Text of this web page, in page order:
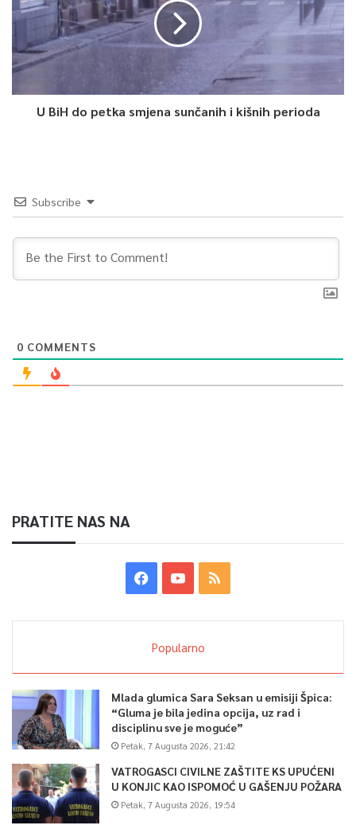
U BiH do petka smjena sunčanih i kišnih perioda
Subscribe
0 COMMENTS
PRATITE NAS NA
Popularno
Mlada glumica Sara Seksan u emisiji Špica:
“Gluma je bila jedina opcija, uz rad i
disciplinu sve je moguće”
Petak, 7 Augusta 2026, 21:42
VATROGASCI CIVILNE ZAŠTITE KS UPUĆENI
U KONJIC KAO ISPOMOĆ U GAŠENJU POŽARA
Petak, 7 Augusta 2026, 19:54